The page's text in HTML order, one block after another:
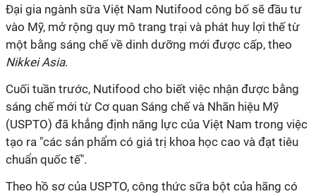
Đại gia ngành sữa Việt Nam Nutifood công bố sẽ đầu tư
vào Mỹ, mở rộng quy mô trang trại và phát huy lợi thế từ
một bằng sáng chế về dinh dưỡng mới được cấp, theo
Nikkei Asia.
Cuối tuần trước, Nutifood cho biết việc nhận được bằng
sáng chế mới từ Cơ quan Sáng chế và Nhãn hiệu Mỹ
(USPTO) đã khẳng định năng lực của Việt Nam trong việc
tạo ra "các sản phẩm có giá trị khoa học cao và đạt tiêu
chuẩn quốc tế".
Theo hồ sơ của USPTO, công thức sữa bột của hãng có